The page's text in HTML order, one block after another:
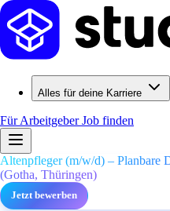
Alles für deine Karriere
Für ArbeitgeberJob finden
Altenpfleger (m/w/d) – Planbare
(Gotha, Thüringen)
Jetzt bewerben